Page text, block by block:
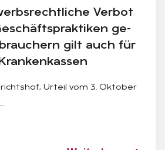
Ver­bot
ge­
gilt auch für
Urteil vom 3. Oktober